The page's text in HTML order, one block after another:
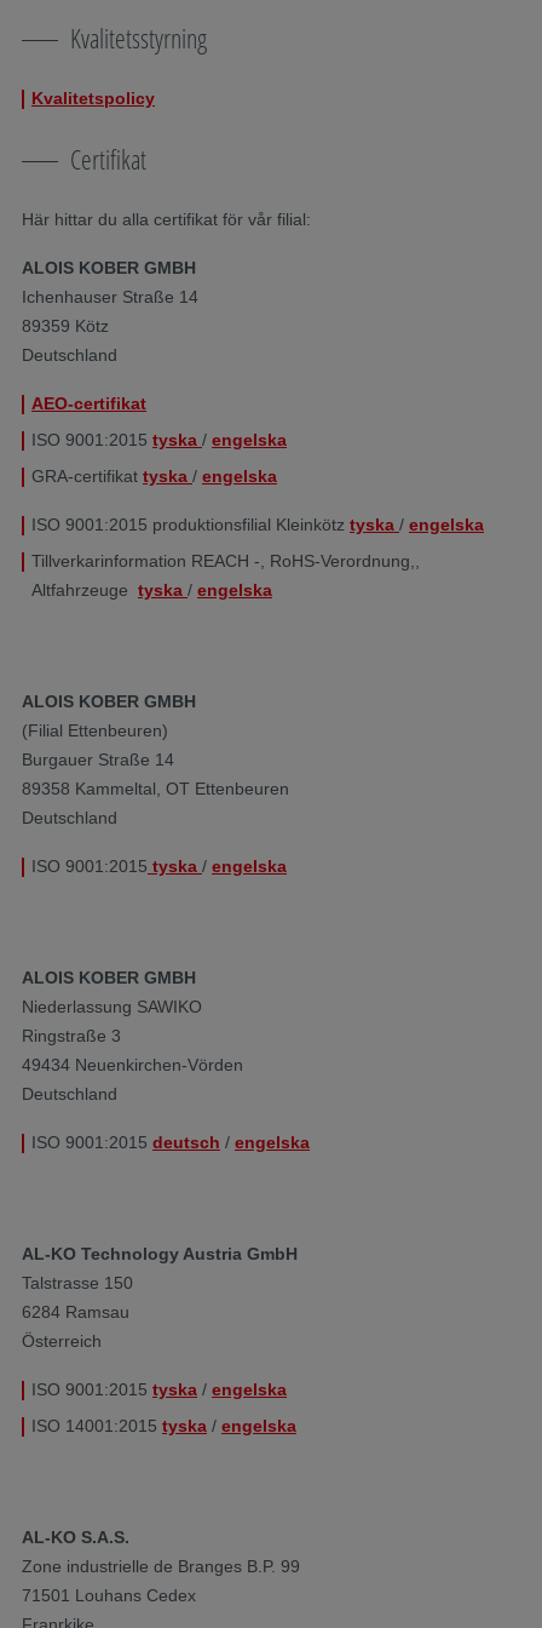
Kvalitetsstyrning
Kvalitetspolicy
Certifikat
Här hittar du alla certifikat för vår filial:
ALOIS KOBER GMBH
Ichenhauser Straße 14
89359 Kötz
Deutschland
AEO-certifikat
ISO 9001:2015 tyska / engelska
GRA-certifikat tyska / engelska
​ISO 9001:2015 produktionsfilial Kleinkötz tyska / engelska
Tillverkarinformation REACH -, RoHS-Verordnung,,
Altfahrzeuge tyska / engelska
ALOIS KOBER GMBH
(Filial Ettenbeuren)
Burgauer Straße 14
89358 Kammeltal, OT Ettenbeuren
Deutschland
ISO 9001:2015 tyska / engelska
ALOIS KOBER GMBH
Niederlassung SAWIKO
Ringstraße 3
49434 Neuenkirchen-Vörden
Deutschland
ISO 9001:2015 deutsch / engelska
AL-KO Technology Austria GmbH
Talstrasse 150
6284 Ramsau
Österreich
ISO 9001:2015 tyska / engelska
ISO 14001:2015 tyska / engelska
AL-KO S.A.S.
Zone industrielle de Branges B.P. 99
71501 Louhans Cedex
Franrkike